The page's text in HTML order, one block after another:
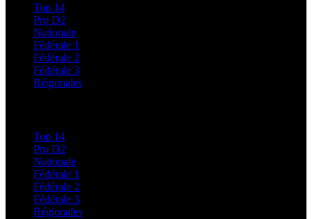
Top 14
Pro D2
Nationale
Fédérale 1
Fédérale 2
Fédérale 3
Régionales
Top 14
Pro D2
Nationale
Fédérale 1
Fédérale 2
Fédérale 3
Régionales